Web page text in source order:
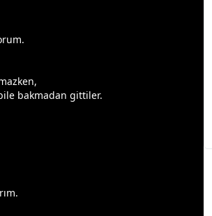
bakmadan gittiler.